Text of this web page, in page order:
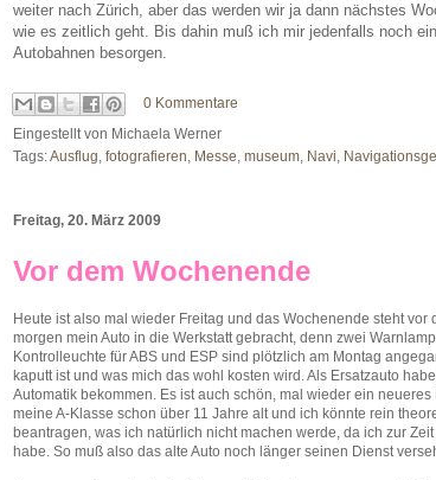
weiter nach Zürich, aber das werden wir ja dann nächstes
wie es zeitlich geht. Bis dahin muß ich mir jedenfalls noch
Autobahnen besorgen.
0 Kommentare
Eingestellt von Michaela Werner
Tags:Ausflug, fotografieren, Messe, museum, Navi,
Freitag, 20. März 2009
Vor dem Wochenende
Heute ist also mal wieder Freitag und das Wochenende steht vor
morgen mein Auto in die Werkstatt gebracht, denn zwei
Kontrolleuchte für ABS und ESP sind plötzlich am Montag
kaputt ist und was mich das wohl kosten wird. Als Ersatzauto
Automatik bekommen. Es ist auch schön, mal wieder ein
meine A-Klasse schon über 11 Jahre alt und ich könnte rein
beantragen, was ich natürlich nicht machen werde, da ich zur
habe. So muß also das alte Auto noch länger seinen Dienst